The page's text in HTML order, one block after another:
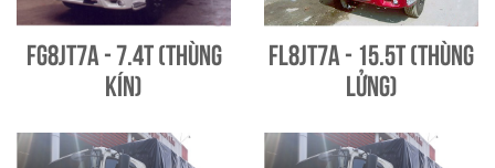
FG8JT7A - 7.4T (Thùng
kín)
FL8JT7A - 15.5T (Thùng
lửng)